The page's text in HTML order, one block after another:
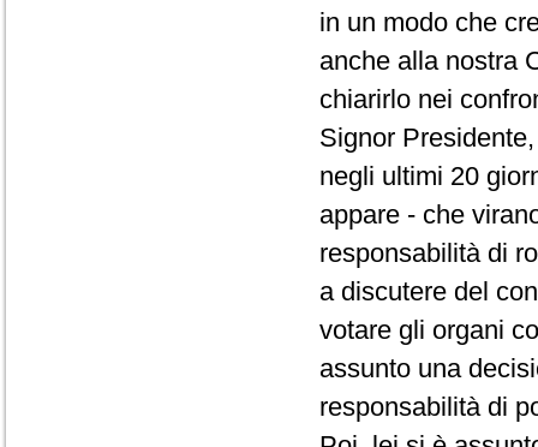
in un modo che
anche alla nostra
chiarirlo nei
Signor
negli ultimi 20
appare - che
responsabilità di
a discutere del
votare gli organi
assunto una
responsabilità di